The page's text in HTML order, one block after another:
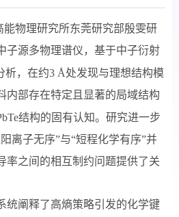
能物理研究所东莞研究部殷雯研
子源多物理谱仪，基于中子衍射
析，在约3 Å处发现与理想结构模
内部存在特定且显著的局域结构
结构的固有认知。研究进一步
离子无序”与“短程化学有序”并
率之间的相互制约问题提供了关
统阐释了高熵策略引发的化学键